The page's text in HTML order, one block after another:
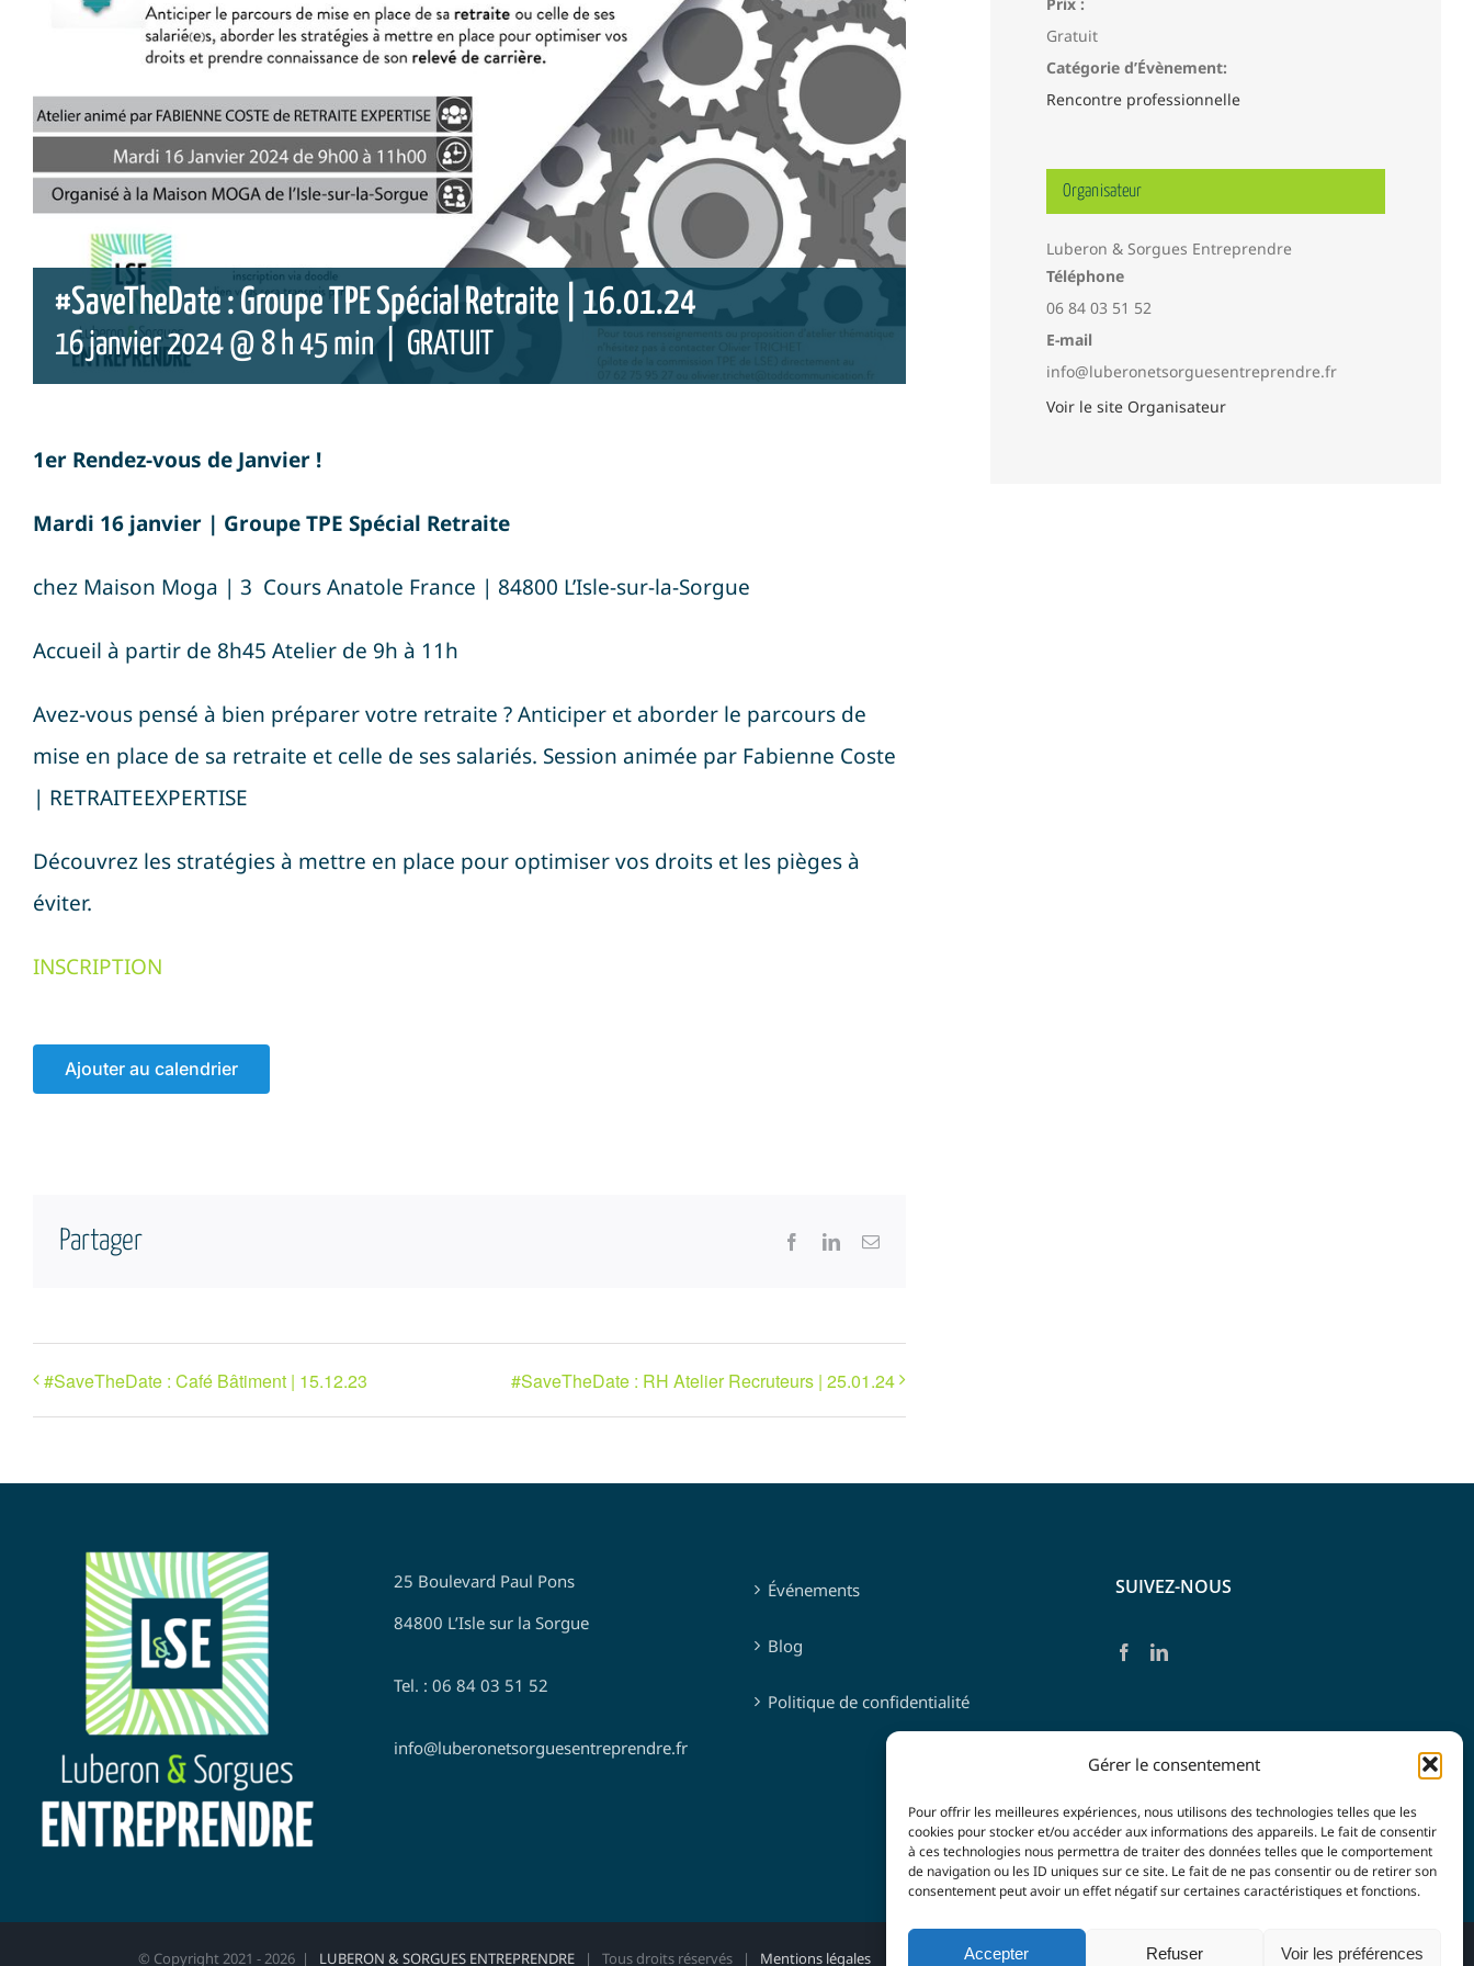
Gérer le consentement
Pour offrir les meilleures expériences, nous utilisons des technologies telles que les
cookies pour stocker et/ou accéder aux informations des appareils. Le fait de consentir
à ces technologies nous permettra de traiter des données telles que le comportement
de navigation ou les ID uniques sur ce site. Le fait de ne pas consentir ou de retirer son
consentement peut avoir un effet négatif sur certaines caractéristiques et fonctions.
Accepter Refuser Voir les préférences
#SaveTheDate : Groupe TPE Spécial Retraite | 16.01.24
16 janvier 2024 @ 8 h 45 min GRATUIT
1er Rendez-vous de Janvier !
Mardi 16 janvier | Groupe TPE Spécial Retraite
chez Maison Moga | 3 Cours Anatole France | 84800 L’Isle-sur-la-Sorgue
Accueil à partir de 8h45 Atelier de 9h à 11h
Avez-vous pensé à bien préparer votre retraite ? Anticiper et aborder le parcours de
mise en place de sa retraite et celle de ses salariés. Session animée par Fabienne Coste
| RETRAITEEXPERTISE
Découvrez les stratégies à mettre en place pour optimiser vos droits et les pièges à
éviter.
INSCRIPTION
Ajouter au calendrier
Partager FacebookLinkedInEmail
#SaveTheDate : Café Bâtiment | 15.12.23 #SaveTheDate : RH Atelier Recruteurs | 25.01.24
Prix :
Gratuit
Catégorie d’Évènement:
Rencontre professionnelle
Organisateur
Luberon & Sorgues Entreprendre
Téléphone
06 84 03 51 52
E-mail
info@luberonetsorguesentreprendre.fr
Voir le site Organisateur
25 Boulevard Paul Pons
84800 L’Isle sur la Sorgue
Tel. : 06 84 03 51 52
info@luberonetsorguesentreprendre.fr
Événements
Blog
Politique de confidentialité
SUIVEZ-NOUS
© Copyright 2021 -2026 | LUBERON & SORGUES ENTREPRENDRE| Tous droits réservés | Mentions légales Politique de confidentialité | AgenceImagin'Up Communication